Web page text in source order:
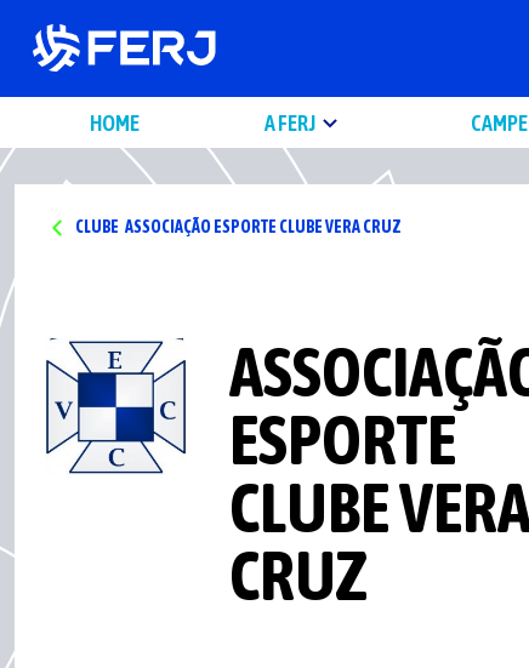
HOME A FERJ
CLUBE ASSOCIAÇÃO ESPORTE CLUBE VERA CRUZ
ESPORTE
CLUBE
CRUZ